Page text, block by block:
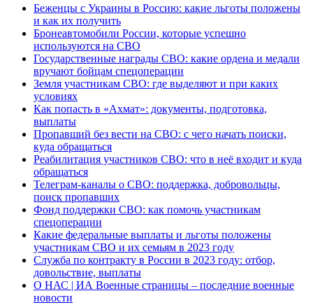
Беженцы с Украины в Россию: какие льготы положены
и как их получить
Бронеавтомобили России, которые успешно
используются на СВО
Государственные награды СВО: какие ордена и медали
вручают бойцам спецоперации
Земля участникам СВО: где выделяют и при каких
условиях
Как попасть в «Ахмат»: документы, подготовка,
выплаты
Пропавший без вести на СВО: с чего начать поиски,
куда обращаться
Реабилитация участников СВО: что в неё входит и куда
обращаться
Телеграм-каналы о СВО: поддержка, добровольцы,
поиск пропавших
Фонд поддержки СВО: как помочь участникам
спецоперации
Какие федеральные выплаты и льготы положены
участникам СВО и их семьям в 2023 году
Служба по контракту в России в 2023 году: отбор,
довольствие, выплаты
О НАС | ИА Военные страницы – последние военные
новости